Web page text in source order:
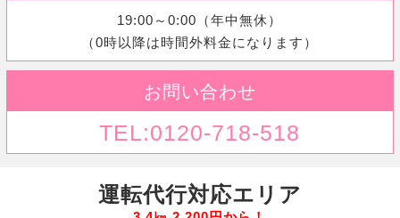
19:00～0:00（年中無休）
（0時以降は時間外料金になります）
お問い合わせ
TEL:0120-718-518
運転代行対応エリア